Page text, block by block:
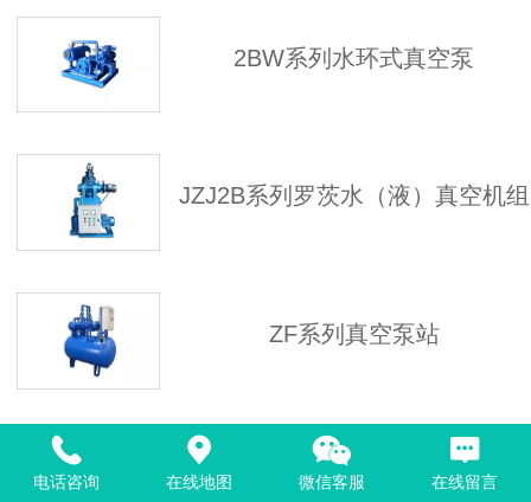
2BW系列水环式真空泵
JZJ2B系列罗茨水（液）真空机组
ZF系列真空泵站
ZJ系列罗茨真空泵
电话咨询 在线地图 微信客服 在线留言